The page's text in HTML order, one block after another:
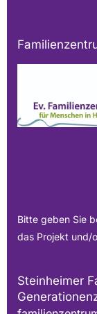
Bitte geben Sie
das Projekt und/
Steinheimer